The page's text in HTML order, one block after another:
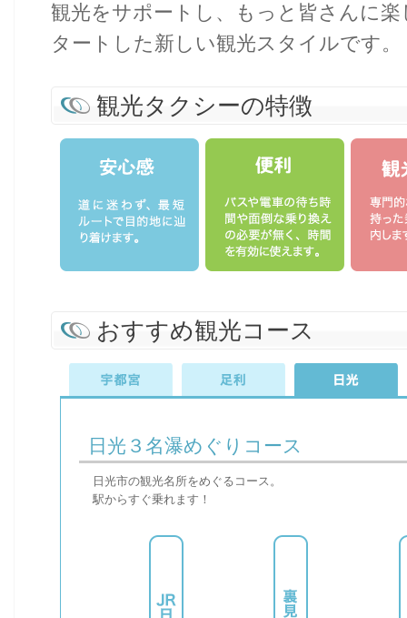
観光をサポートし、もっと皆さんに
タートした新しい観光スタイルです。
観光タクシーの特徴
おすすめ観光コース
日光３名瀑めぐりコース
日光市の観光名所をめぐるコース。
駅からすぐ乗れます！